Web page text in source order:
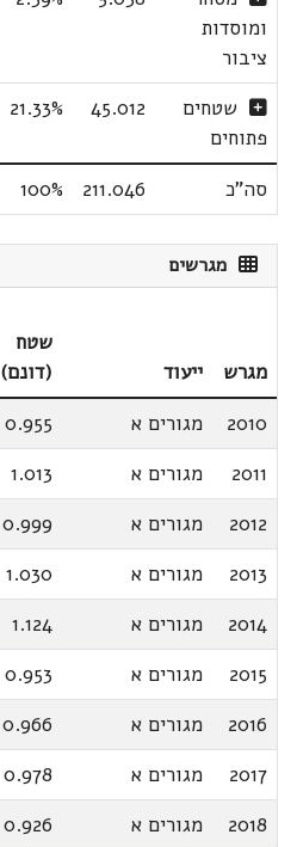
ומוסדות
ציבור
שטחים
פתוחים
45.012
21.33%
סה"כ 211.046
100%
מגרשים
מגרש ייעוד
שטח
(דונם)
2010
מגורים א 0.955
2011
מגורים א 1.013
2012
מגורים א 0.999
2013
מגורים א 1.030
2014
מגורים א 1.124
2015
מגורים א 0.953
2016
מגורים א 0.966
2017
מגורים א 0.978
2018
מגורים א 0.926